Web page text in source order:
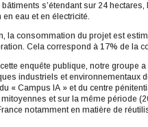
s’étendant sur 24
eau et en électricité.
la consommation du projet est
Cela correspond à 17% de la
enquête publique, notre groupe
industriels et environnementaux
« Campus IA » et du centre
et sur la même période
notamment en matière de